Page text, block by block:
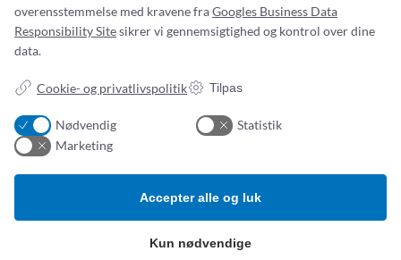
Addresse:
Simonsen & Weel
Nyheder
Om os
overensstemmelse med kravene fraGoogles Business Data
Responsibility Sitesikrer vi gennemsigtighed og kontrol over dine
data.
Cookie- og privatlivspolitik Tilpas
Nødvendig
Statistik
Marketing
Kun nødvendige
Accepter alle og luk